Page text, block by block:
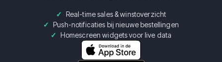
Real-time sales & winstoverzicht
Push-notificaties bij nieuwe bestellingen
Homescreen widgets voor live data